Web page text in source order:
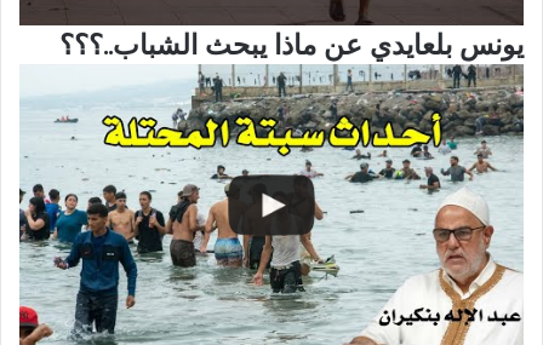
يونس بلعايدي عن ماذا يبحث الشباب..؟؟؟